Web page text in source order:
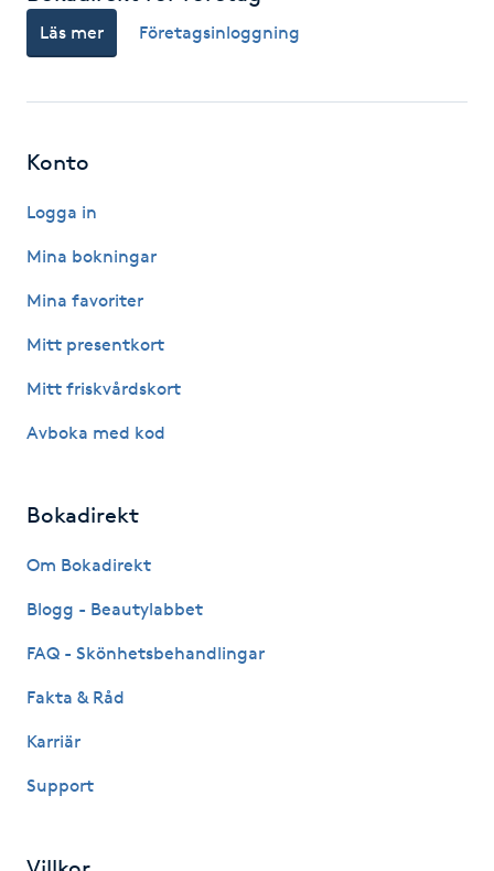
Gelenaglar
Gravidyoga
Gua Sha-massage
Hatha Yoga
Headspa
Herrklippning
Läs mer Företagsinloggning
Konto
Logga in
Mina bokningar
Mina favoriter
Mitt presentkort
Mitt friskvårdskort
Avboka med kod
Bokadirekt
Om Bokadirekt
Blogg - Beautylabbet
FAQ - Skönhetsbehandlingar
Fakta & Råd
Karriär
Support